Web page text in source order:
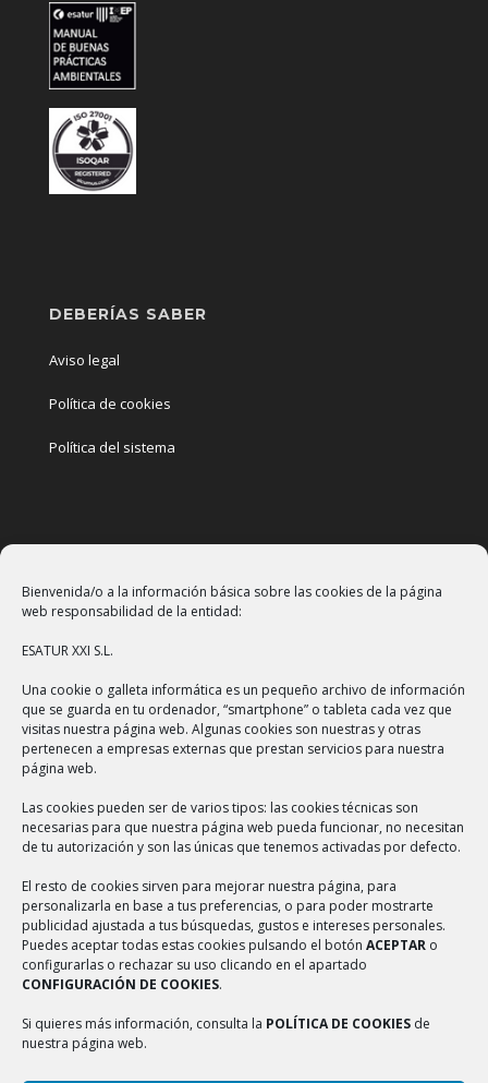
Bienvenida/o a la información básica sobre las cookies de la página
web responsabilidad de la entidad:
ESATUR XXI S.L.
Una cookie o galleta informática es un pequeño archivo de información
que se guarda en tu ordenador, “smartphone” o tableta cada vez que
visitas nuestra página web. Algunas cookies son nuestras y otras
pertenecen a empresas externas que prestan servicios para nuestra
página web.
Las cookies pueden ser de varios tipos: las cookies técnicas son
necesarias para que nuestra página web pueda funcionar, no necesitan
de tu autorización y son las únicas que tenemos activadas por defecto.
El resto de cookies sirven para mejorar nuestra página, para
personalizarla en base a tus preferencias, o para poder mostrarte
publicidad ajustada a tus búsquedas, gustos e intereses personales.
Puedes aceptar todas estas cookies pulsando el botón ACEPTAR o
configurarlas o rechazar su uso clicando en el apartado
CONFIGURACIÓN DE COOKIES.
Si quieres más información, consulta la POLÍTICA DE COOKIES de
nuestra página web.
DEBERÍAS SABER
Aviso legal
Política de cookies
Política del sistema
Teléfono: +34 966 377 034
Localización
NUESTROS SERVICIOS
Gestión cultural
Gestión turística
Outsourcing
Exposiciones